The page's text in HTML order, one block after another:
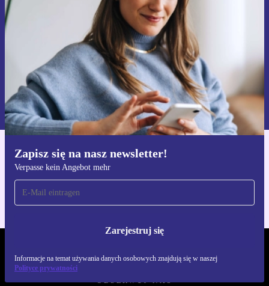
Zapisz się na nasz newsletter!
Verpasse kein Angebot mehr
Zarejestruj się
Informacje na temat używania danych osobowych znajdują się w naszej
Polityce prywatności
Zarejestruj się
Informacje na temat używania danych osobowych znajdują się w
naszej
Polityce prywatności
Pobierz aplikację refurbed
Dla iOS i Android
OBSERWUJ NAS